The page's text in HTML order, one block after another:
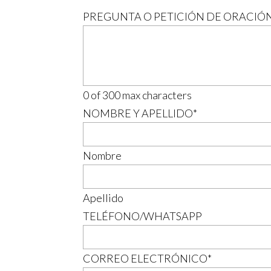
PREGUNTA O PETICIÓN DE
0 of 300 max characters
NOMBRE Y APELLIDO*
Nombre
Apellido
TELÉFONO/WHATSAPP
CORREO ELECTRÓNICO*